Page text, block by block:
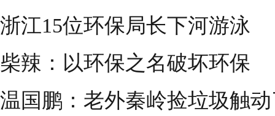
浙江15位环保局长下河游泳
柴辣：以环保之名破坏环保
温国鹏：老外秦岭捡垃圾触